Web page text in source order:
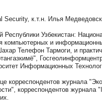
Security, к.т.н. Илья
Республики Узбекистан:
компьютерных и
Телефон Тармоги, и
Информационных
корреспондентов журнала
корреспондентов журнала